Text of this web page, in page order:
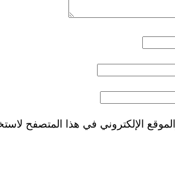
الإلكتروني في هذا المتصفح